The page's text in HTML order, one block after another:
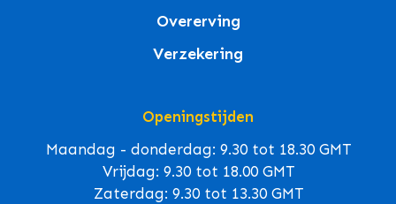
Overerving
Verzekering
Openingstijden
Maandag - donderdag: 9.30 tot 18.30 GMT
Vrijdag: 9.30 tot 18.00 GMT
Zaterdag: 9.30 tot 13.30 GMT